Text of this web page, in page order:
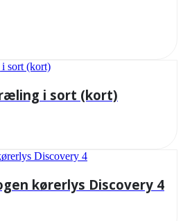
i sort (kort)
kørerlys Discovery 4